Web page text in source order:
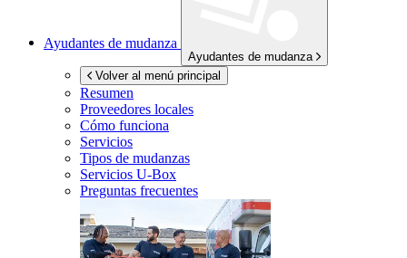
Ayudantes de mudanza
Ayudantes de mudanza
Volver al menú principal
Resumen
Proveedores locales
Cómo funciona
Servicios
Tipos de mudanzas
Servicios U-Box
Preguntas frecuentes